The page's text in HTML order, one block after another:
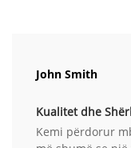
John Smith
Kualitet dhe
Kemi përdorur